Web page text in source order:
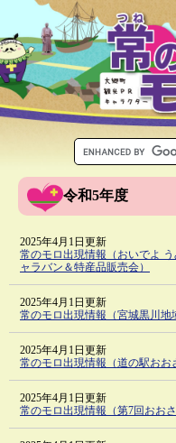
令和5年度
2025年4月1日更新
常のモロ出現情報（おいでよ
ャラバン＆特産品販売会）
2025年4月1日更新
常のモロ出現情報（宮城黒川地
2025年4月1日更新
常のモロ出現情報（道の駅おお
2025年4月1日更新
常のモロ出現情報（第7回おおさ